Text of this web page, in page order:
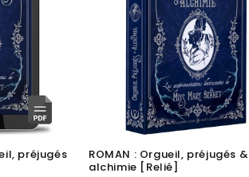
préjugés
ROMAN : Orgueil, préjugés &
alchimie [Relié]